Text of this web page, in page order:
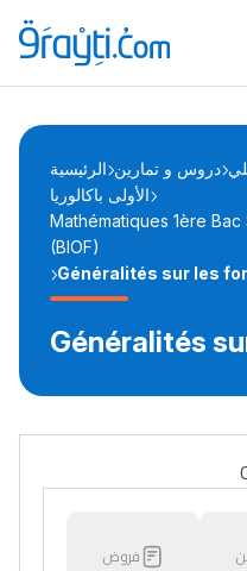
Catégories
d'actualités
الرئيسية دروس و تمارين
الأولى باكالوريا
Mathématiques 1ère
(BIOF)
Généralités sur les
Généralités
فروض